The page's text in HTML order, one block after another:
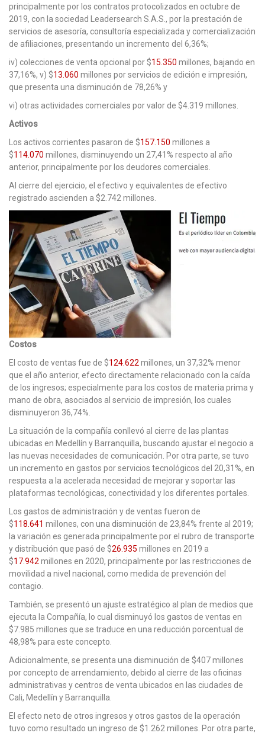
principalmente por los contratos protocolizados en octubre de
2019, con la sociedad Leadersearch S.A.S., por la prestación de
servicios de asesoría, consultoría especializada y comercialización
de afiliaciones, presentando un incremento del 6,36%;
iv) colecciones de venta opcional por $15.350 millones, bajando en
37,16%, v) $13.060 millones por servicios de edición e impresión,
que presenta una disminución de 78,26% y
vi) otras actividades comerciales por valor de $4.319 millones.
Activos
Los activos corrientes pasaron de $157.150 millones a
$114.070 millones, disminuyendo un 27,41% respecto al año
anterior, principalmente por los deudores comerciales.
Al cierre del ejercicio, el efectivo y equivalentes de efectivo
registrado ascienden a $2.742 millones.
Costos
El costo de ventas fue de $124.622 millones, un 37,32% menor
que el año anterior, efecto directamente relacionado con la caída
de los ingresos; especialmente para los costos de materia prima y
mano de obra, asociados al servicio de impresión, los cuales
disminuyeron 36,74%.
La situación de la compañía conllevó al cierre de las plantas
ubicadas en Medellín y Barranquilla, buscando ajustar el negocio a
las nuevas necesidades de comunicación. Por otra parte, se tuvo
un incremento en gastos por servicios tecnológicos del 20,31%, en
respuesta a la acelerada necesidad de mejorar y soportar las
plataformas tecnológicas, conectividad y los diferentes portales.
Los gastos de administración y de ventas fueron de
$118.641 millones, con una disminución de 23,84% frente al 2019;
la variación es generada principalmente por el rubro de transporte
y distribución que pasó de $26.935 millones en 2019 a
$17.942 millones en 2020, principalmente por las restricciones de
movilidad a nivel nacional, como medida de prevención del
contagio.
También, se presentó un ajuste estratégico al plan de medios que
ejecuta la Compañía, lo cual disminuyó los gastos de ventas en
$7.985 millones que se traduce en una reducción porcentual de
48,98% para este concepto.
Adicionalmente, se presenta una disminución de $407 millones
por concepto de arrendamiento, debido al cierre de las oficinas
administrativas y centros de venta ubicados en las ciudades de
Cali, Medellín y Barranquilla.
El efecto neto de otros ingresos y otros gastos de la operación
tuvo como resultado un ingreso de $1.262 millones. Por otra parte,